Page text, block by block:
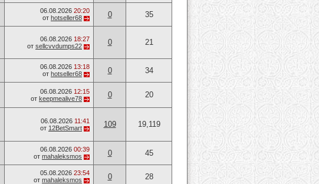
06.08.2026 20:20
от hotseller68 0 35
06.08.2026 18:27
от sellcvvdumps22 0 21
06.08.2026 13:18
от hotseller68 0 34
06.08.2026 12:15
от keepmealive78 0 20
06.08.2026 11:41
от 12BetSmart 109 19,119
06.08.2026 00:39
от mahaleksmos 0 45
05.08.2026 23:54
от mahaleksmos 0 28